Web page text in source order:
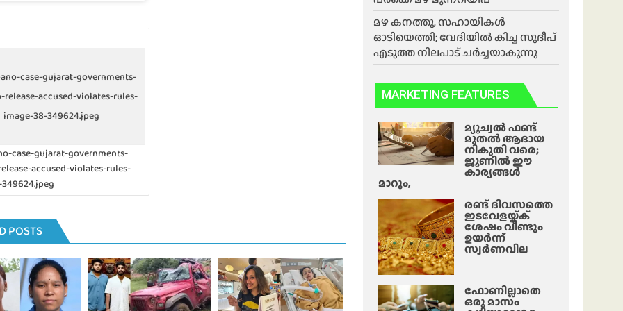
case-gujarat-governments-
release-accused-violates-rules-
image-38-349624.jpeg
case-gujarat-governments-
accused-violates-rules-
POSTS
മഴ കനത്തു, സഹായികൾ
ഓടിയെത്തി; വേദിയിൽ കിച്ച സുദീപ്
എടുത്ത നിലപാട് ചർച്ചയാകുന്നു
MARKETING FEATURES
മ്യൂച്വൽ ഫണ്ട്
മുതൽ ആദായ
നികുതി വരെ;
ജൂണിൽ ഈ
കാര്യങ്ങൾ
മാറും,
രണ്ട് ദിവസത്തെ
ഇടവേളയ്ക്ക്
ശേഷം വീണ്ടും
ഉയർന്ന്
സ്വർണവില
ഫോണില്ലാതെ
ഒരു മാസം